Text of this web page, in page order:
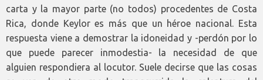
carta y la mayor parte (no todos) procedentes de Costa
Rica, donde Keylor es más que un héroe nacional. Esta
respuesta viene a demostrar la idoneidad y -perdón por lo
que puede parecer inmodestia- la necesidad de que
alguien respondiera al locutor. Suele decirse que las cosas